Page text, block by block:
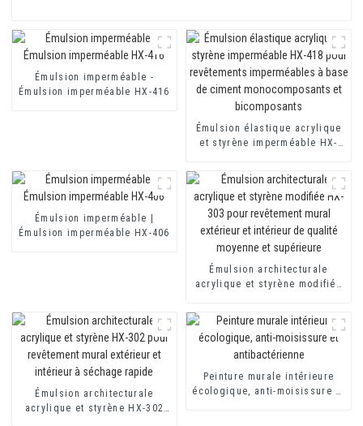
Émulsion imperméable -
Émulsion imperméable HX-416
Émulsion élastique acrylique
et styrène imperméable HX-
imperméables à base de
ciment monocomposants et
bicomposants
Émulsion imperméable |
Émulsion imperméable HX-406
Émulsion architecturale
acrylique et styrène modifiée
extérieur et intérieur de
qualité moyenne et supérieure
Émulsion architecturale
acrylique et styrène HX-302
Peinture murale intérieure
écologique, anti-moisissure et